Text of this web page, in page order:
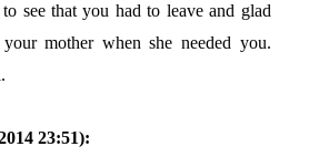
see that you had to leave and glad
mother when she needed you.
23:51):